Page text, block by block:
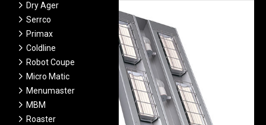
Dry Ager
Serrco
Primax
Coldline
Robot Coupe
Micro Matic
Menumaster
MBM
Roaster